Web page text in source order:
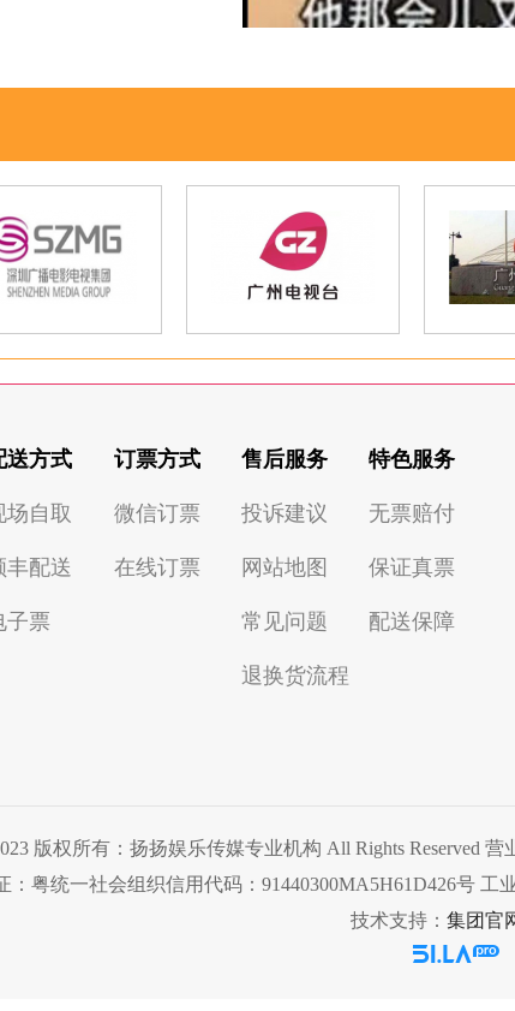
送方式
场自取
丰配送
子票
订票方式
微信订票
在线订票
售后服务
投诉建议
网站地图
常见问题
退换货流程
特色服务
无票赔付
保证真票
配送保障
版权所有：扬扬娱乐传媒专业机构 All Rights Reserved
：粤统一社会组织信用代码：91440300MA5H61D426号 工
技术支持： 集团官